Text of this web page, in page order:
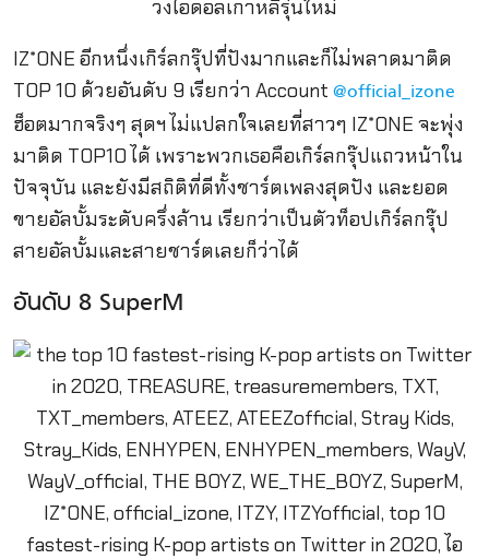
IZ*ONE อีกหนึ่งเกิร์ลกรุ๊ปที่ปังมากและก็ไม่พลาดมาติด
TOP 10 ด้วยอันดับ 9 เรียกว่า Account @official_izone
ฮ็อตมากจริงๆ สุดฯ ไม่แปลกใจเลยที่สาวๆ IZ*ONE จะพุ่ง
มาติด TOP10 ได้ เพราะพวกเธอคือเกิร์ลกรุ๊ปแถวหน้าใน
ปัจจุบัน และยังมีสถิติที่ดีทั้งชาร์ตเพลงสุดปัง และยอด
ขายอัลบั้มระดับครึ่งล้าน เรียกว่าเป็นตัวท็อปเกิร์ลกรุ๊ป
สายอัลบั้มและสายชาร์ตเลยก็ว่าได้
อันดับ 8 SuperM